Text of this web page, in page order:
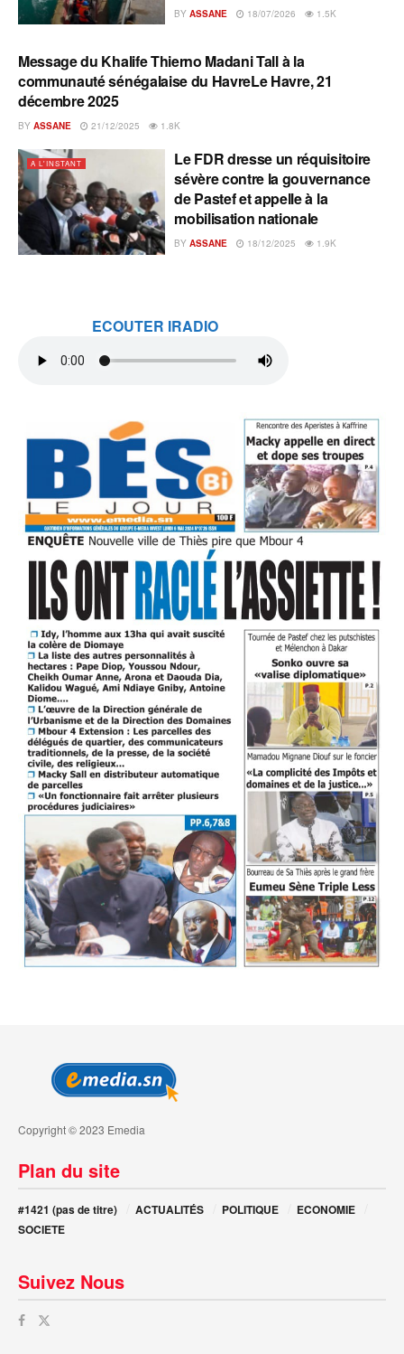
BY ASSANE 18/07/2026 1.5K
A L'INSTANT
Message du Khalife Thierno Madani Tall à la
communauté sénégalaise du HavreLe Havre, 21
décembre 2025
BY ASSANE 21/12/2025 1.8K
A L'INSTANT
Le FDR dresse un réquisitoire
sévère contre la gouvernance
de Pastef et appelle à la
mobilisation nationale
BY ASSANE 18/12/2025 1.9K
ECOUTER IRADIO
Copyright © 2023 Emedia
Plan du site
#1421 (pas de titre) ACTUALITÉS POLITIQUE
ECONOMIE
SOCIETE
Suivez Nous